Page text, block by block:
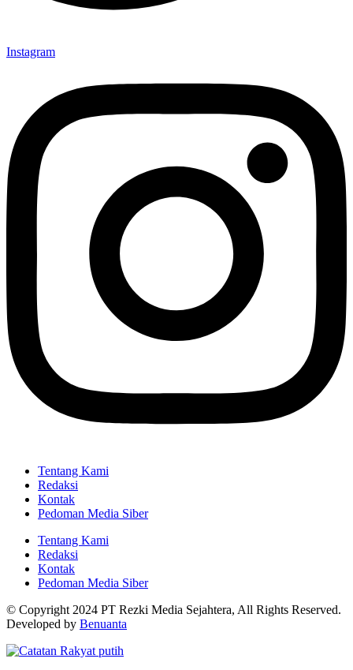
Instagram
Tentang Kami
Redaksi
Kontak
Pedoman Media Siber
Tentang Kami
Redaksi
Kontak
Pedoman Media Siber
© Copyright 2024 PT Rezki Media Sejahtera, All Rights Reserved.
Developed by Benuanta